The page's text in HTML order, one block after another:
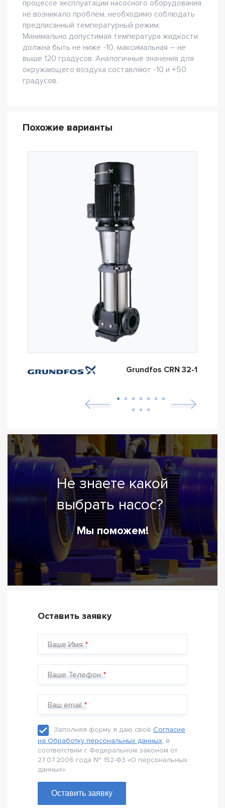
процессе эксплуатации насосного оборудования
не возникало проблем, необходимо соблюдать
предписанный температурный режим.
Минимально допустимая температура жидкости
должна быть не ниже -10, максимальная – не
выше 120 градусов. Аналогичные значения для
окружающего воздуха составляют -10 и +50
градусов.
Похожие варианты
Grundfos CRN 32-1
Не знаете какой
выбрать насос?
Мы поможем!
Оставить заявку
Ваше Имя
Ваше Телефон
Ваш email
Заполняя форму я даю своё Согласие
на Обработку персональных данных, в
соответствии с Федеральном законом от
27.07.2006 года № 152-Ф3 «О персональных
данных».
Оставить заявку